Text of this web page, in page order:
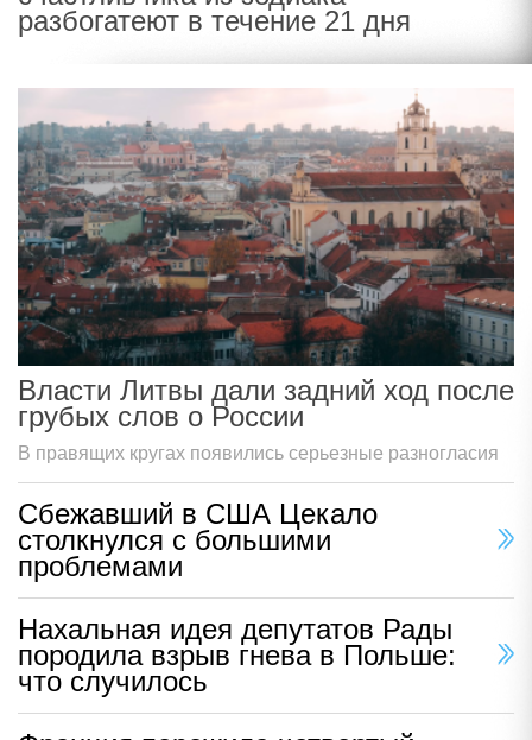
разбогатеют в течение 21 дня
Власти Литвы дали задний ход после
грубых слов о России
В правящих кругах появились серьезные разногласия
Сбежавший в США Цекало
столкнулся с большими
проблемами
Нахальная идея депутатов Рады
породила взрыв гнева в Польше:
что случилось